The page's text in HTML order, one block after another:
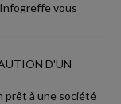
vous
D'UN
prêt à une société